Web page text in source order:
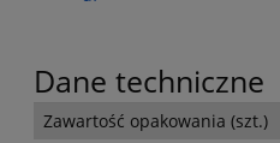
Dane techniczne
Zawartość opakowania (szt.)